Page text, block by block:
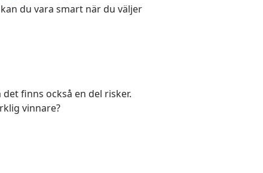
du vara smart när du väljer
finns också en del risker.
vinnare?